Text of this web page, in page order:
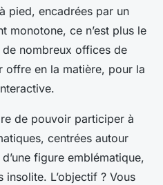
pied, encadrées par un
monotone, ce n’est plus le
de nombreux offices de
offre en la matière, pour la
de pouvoir participer à
centrées autour
figure emblématique,
insolite. L’objectif ? Vous